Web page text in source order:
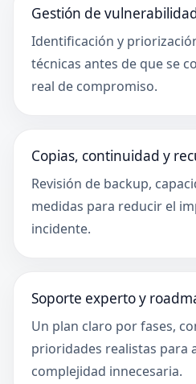
Gestión de
Identificación y
técnicas antes de que se
real de compromiso.
Copias, continuidad y
Revisión de backup,
medidas para reducir el
incidente.
Soporte experto y
Un plan claro por fases,
prioridades realistas para
complejidad innecesaria.